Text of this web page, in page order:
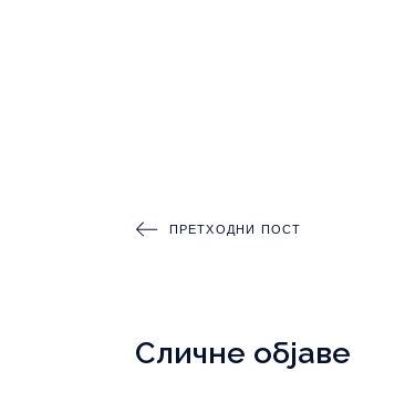
ПРЕТХОДНИ ПОСТ
Сличне објаве